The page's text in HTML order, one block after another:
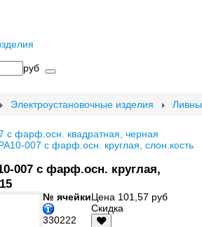
руб
Электроустановочные изделия
с фарф.осн. квадратная, черная
007 с фарф.осн. круглая, слон.кость
007 с фарф.осн. круглая,
Цена 101,57 руб
Скидка
№ ячейки
330222